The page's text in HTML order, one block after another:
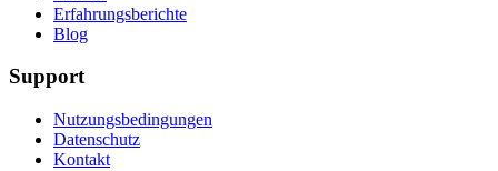
Erfahrungsberichte
Blog
Support
Nutzungsbedingungen
Datenschutz
Kontakt